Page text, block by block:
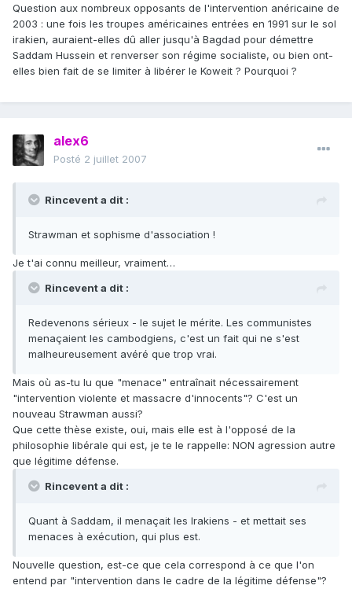
Question aux nombreux opposants de l'intervention anéricaine de
2003 : une fois les troupes américaines entrées en 1991 sur le sol
irakien, auraient-elles dû aller jusqu'à Bagdad pour démettre
Saddam Hussein et renverser son régime socialiste, ou bien ont-
elles bien fait de se limiter à libérer le Koweit ? Pourquoi ?
alex6
Posté 2 juillet 2007
Rincevent a dit :
Strawman et sophisme d'association !
Je t'ai connu meilleur, vraiment…
Rincevent a dit :
Redevenons sérieux - le sujet le mérite. Les communistes
menaçaient les cambodgiens, c'est un fait qui ne s'est
malheureusement avéré que trop vrai.
Mais où as-tu lu que "menace" entraînait nécessairement
"intervention violente et massacre d'innocents"? C'est un
nouveau Strawman aussi?
Que cette thèse existe, oui, mais elle est à l'opposé de la
philosophie libérale qui est, je te le rappelle: NON agression autre
que légitime défense.
Rincevent a dit :
Quant à Saddam, il menaçait les Irakiens - et mettait ses
menaces à exécution, qui plus est.
Nouvelle question, est-ce que cela correspond à ce que l'on
entend par "intervention dans le cadre de la légitime défense"?